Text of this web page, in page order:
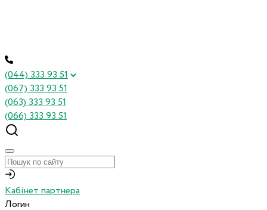
(044) 333 93 51
(067) 333 93 51
(063) 333 93 51
(066) 333 93 51
Кабінет партнера
Логин